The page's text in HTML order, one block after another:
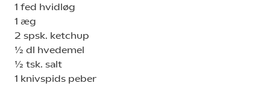
1 fed hvidløg
1 æg
2 spsk. ketchup
½ dl hvedemel
½ tsk. salt
1 knivspids peber